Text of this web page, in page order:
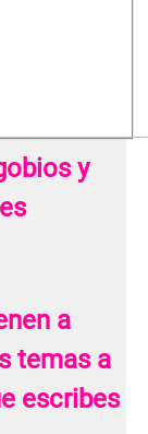
y
a
temas a
escribes